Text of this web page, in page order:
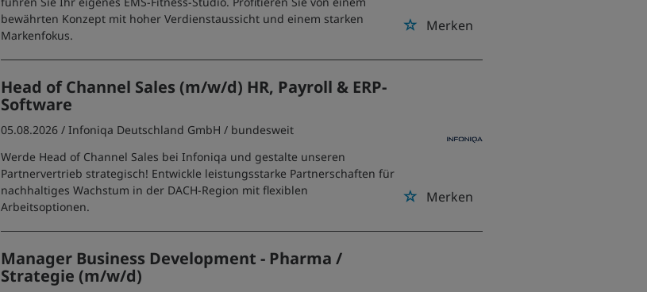
Merken
bewährten Konzept mit hoher Verdienstaussicht und einem starken
Markenfokus.
Head of Channel Sales (m/w/d) HR, Payroll & ERP-
Software
Merken
05.08.2026 /Infoniqa Deutschland GmbH / bundesweit
Werde Head of Channel Sales bei Infoniqa und gestalte unseren
Partnervertrieb strategisch! Entwickle leistungsstarke Partnerschaften für
nachhaltiges Wachstum in der DACH-Region mit flexiblen
Arbeitsoptionen.
Manager Business Development - Pharma /
Strategie (m/w/d)